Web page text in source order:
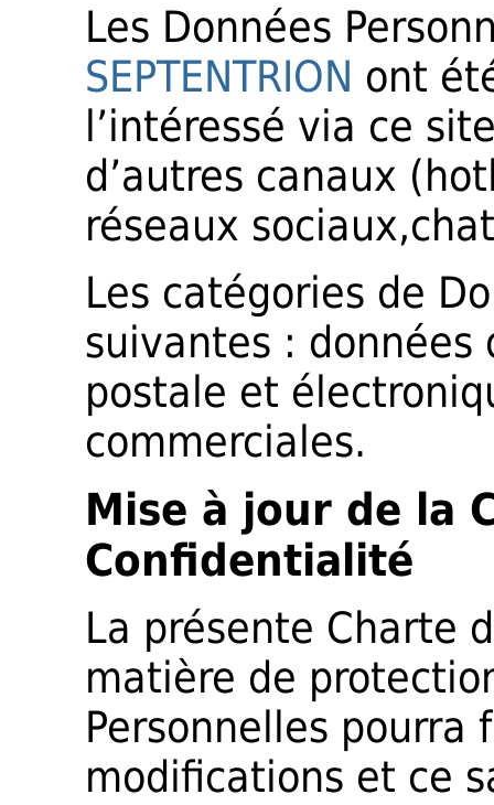
Les Données
SEPTENTRION ont
l’intéressé via ce
d’autres canaux
réseaux
Les catégories de
suivantes : données
postale et
commerciales.
Mise à jour de la
Confidentialité
La présente Charte
matière de
Personnelles pourra
modifications et ce